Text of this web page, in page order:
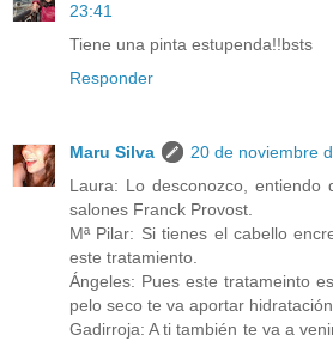
23:41
Tiene una pinta estupenda!!bsts
Responder
Maru Silva
20 de noviembre
Laura: Lo desconozco,
salones Franck Provost.
Mª Pilar: Si tienes el cabello
este tratamiento.
Ángeles: Pues este tratameinto
pelo seco te va aportar hidratación.
Gadirroja: A ti también te va a